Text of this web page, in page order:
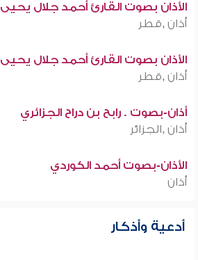
الأذان بصوت القارئ أحمد جلال يحيى
أذان ,قطر
الأذان بصوت القارئ أحمد جلال يحيى
أذان ,قطر
أذان-بصوت . رابح بن دراح الجزائري
أذان ,الجزائر
الأذان-بصوت أحمد الكوردي
أذان
أدعية وأذكار